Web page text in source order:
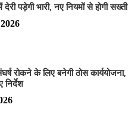
देरी पड़ेगी भारी, नए नियमों से होगी सख्ती
रोकने के लिए बनेगी ठोस कार्ययोजना,
निर्देश